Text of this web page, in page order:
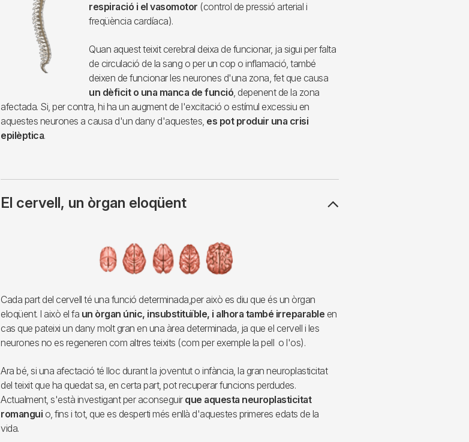
respiració i el vasomotor (control de pressió arterial i
freqüència cardíaca).
Quan aquest teixit cerebral deixa de funcionar, ja sigui per falta
de circulació de la sang o per un cop o inflamació, també
deixen de funcionar les neurones d'una zona, fet que causa
un dèficit o una manca de funció, depenent de la zona
afectada. Si, per contra, hi ha un augment de l'excitació o estímul excessiu en
aquestes neurones a causa d'un dany d'aquestes, es pot produir una crisi
epilèptica.
El cervell, un òrgan eloqüent
Cada part del cervell té una funció determinada,per això es diu que és un òrgan
eloqüent. I això el fa un òrgan únic, insubstituïble, i alhora també irreparable en
cas que pateixi un dany molt gran en una àrea determinada, ja que el cervell i les
neurones no es regeneren com altres teixits (com per exemple la pell o l'os).
Ara bé, si una afectació té lloc durant la joventut o infància, la gran neuroplasticitat
del teixit que ha quedat sa, en certa part, pot recuperar funcions perdudes.
Actualment, s'està investigant per aconseguir que aquesta neuroplasticitat
romangui o, fins i tot, que es desperti més enllà d'aquestes primeres edats de la
vida.